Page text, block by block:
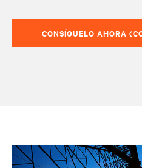
CONSÍGUELO AHORA